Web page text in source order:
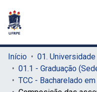
Início
01.1 - Graduação